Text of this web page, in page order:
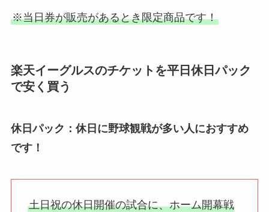
※当日券が販売があるとき限定商品です！
楽天イーグルスのチケットを平日休日パック
で安く買う
休日パック：休日に野球観戦が多い人におすすめ
です！
土日祝の休日開催の試合に、ホーム開幕戦